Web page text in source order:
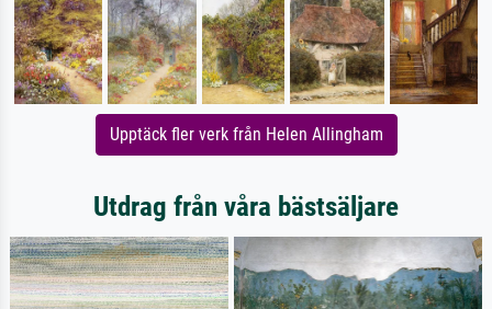
Upptäck fler verk från Helen Allingham
Utdrag från våra bästsäljare